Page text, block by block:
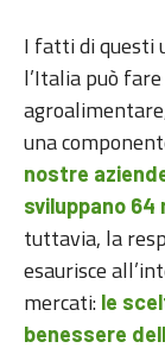
I fatti di questi
l’Italia può
una
nostre
sviluppano 64
tuttavia, la
esaurisce
mercati: le
benessere